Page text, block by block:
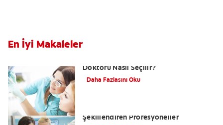
En İyi Makaleler
Doktoru Nasıl Seçilir?
Daha Fazlasını Oku
Şekillendiren Profesyoneller